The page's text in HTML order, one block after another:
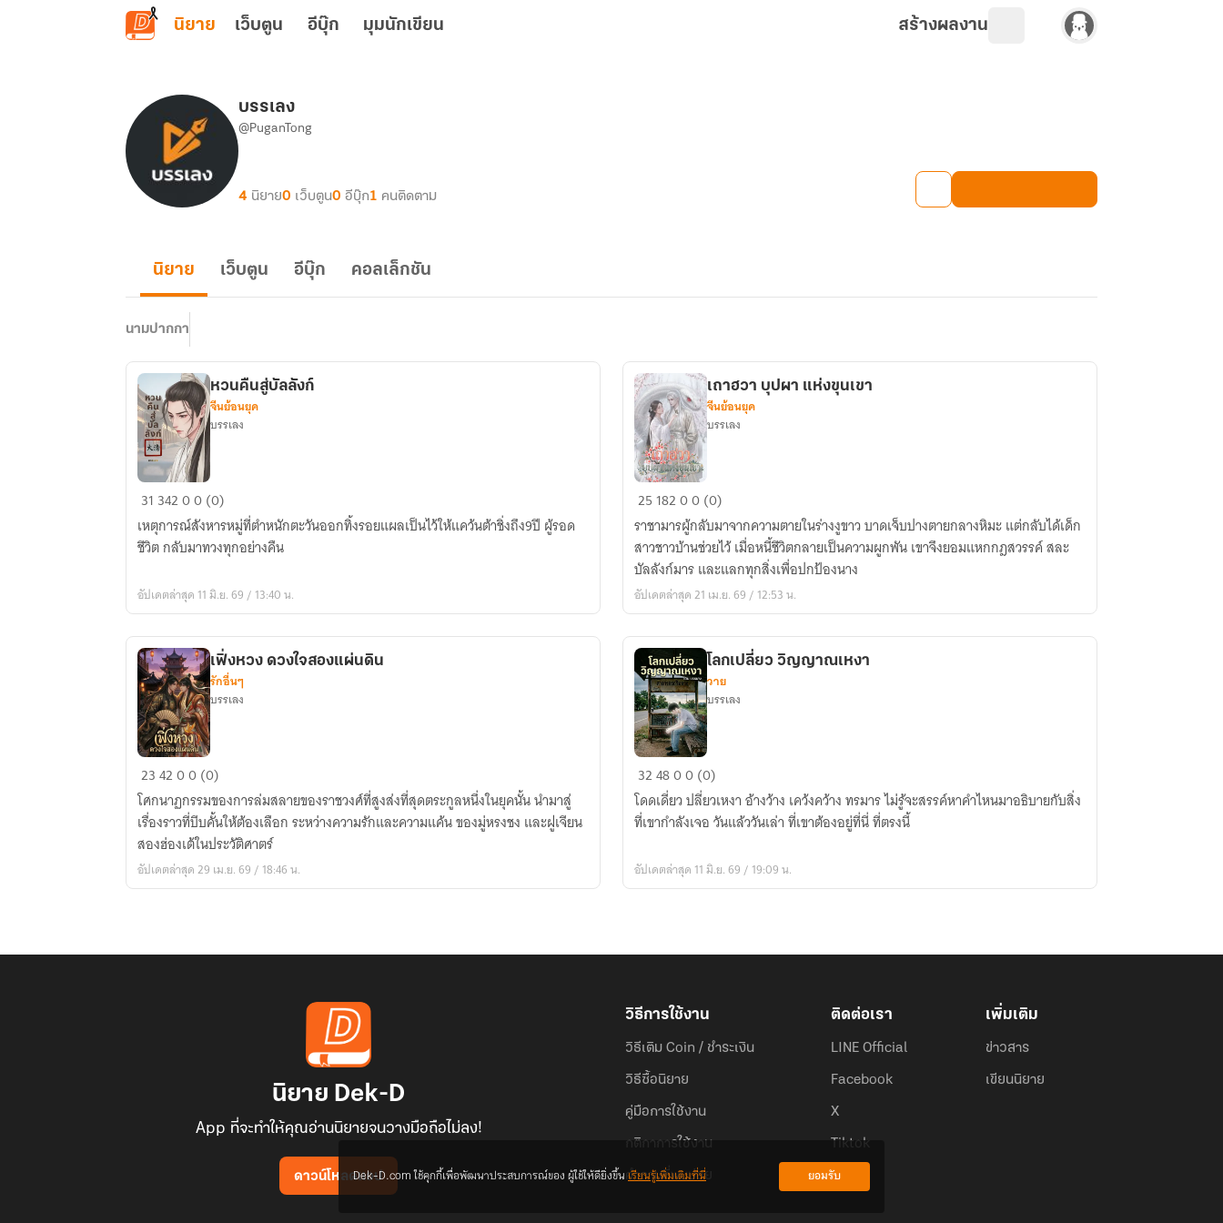
ข้ามไปยังเนื้อหาหลัก
นิยาย เว็บตูน อีบุ๊ก มุมนักเขียน สร้างผลงาน
บรรเลง
@PuganTong
4 นิยาย0 เว็บตูน0 อีบุ๊ก1 คนติดตาม
นิยาย เว็บตูน อีบุ๊ก คอลเล็กชัน
นามปากกา
หวน
สู่
บัลลังก์
หวนคืนสู่บัลลังก์
จีนย้อนยุค
บรรเลง
31 34200 (0)
เหตุการณ์สังหารหมู่ที่ตำหนักตะวันออกทิ้งรอยแผลเป็นไว้ให้แคว้นต้าชิ่งถึง9ปี ผู้รอด
ชีวิต กลับมาทวงทุกอย่างคืน
อัปเดตล่าสุด 11 มิ.ย. 69 / 13:40 น.
เถา
บุปผา
แห่ง
ขุนเขา
เถาฮวา บุปผา แห่งขุนเขา
จีนย้อนยุค
บรรเลง
25 18200 (0)
ราชามารผู้กลับมาจากความตายในร่างงูขาว บาดเจ็บปางตายกลางหิมะ แต่กลับได้เด็ก
สาวชาวบ้านช่วยไว้ เมื่อหนี้ชีวิตกลายเป็นความผูกพัน เขาจึงยอมแหกกฎสวรรค์ สละ
บัลลังก์มาร และแลกทุกสิ่งเพื่อปกป้องนาง
อัปเดตล่าสุด 21 เม.ย. 69 / 12:53 น.
เฟิ่ง
หวง
ดวงใจ
สอง
แผ่น
ดิน
เฟิ่งหวง ดวงใจสองแผ่นดิน
รักอื่นๆ
บรรเลง
234200 (0)
โศกนาฏกรรมของการล่มสลายของราชวงศ์ที่สูงส่งที่สุดตระกูลหนึ่งในยุคนั้น นำมาสู่
เรื่องราวที่บีบคั้นให้ต้องเลือก ระหว่างความรักและความแค้น ของมู่หรงชง และฝูเจียน
สองฮ่องเต้ในประวัติศาตร์
อัปเดตล่าสุด 29 เม.ย. 69 / 18:46 น.
โลก
เปลี่ยว
วิญญาณ
เหงา
โลกเปลี่ยว วิญญาณเหงา
วาย
บรรเลง
324800 (0)
โดดเดี่ยว ปลี่ยวเหงา อ้างว้าง เคว้งคว้าง ทรมาร ไม่รู้จะสรรค์หาคำไหนมาอธิบายกับสิ่ง
ที่เขากำลังเจอ วันแล้ววันเล่า ที่เขาต้องอยู่ที่นี่ ที่ตรงนี้
อัปเดตล่าสุด 11 มิ.ย. 69 / 19:09 น.
นิยาย Dek-D
App ที่จะทำให้คุณอ่านนิยายจนวางมือถือไม่ลง!
ดาวน์โหลดแอป
วิธีการใช้งาน
วิธีเติม Coin / ชำระเงิน
วิธีซื้อนิยาย
คู่มือการใช้งาน
กติกาการใช้งาน
คำถามที่พบบ่อย
ติดต่อเรา
LINE Official
Facebook
X
Tiktok
เพิ่มเติม
ข่าวสาร
เขียนนิยาย
Dek-D.com ใช้คุกกี้เพื่อพัฒนาประสบการณ์ของ ผู้ใช้ให้ดียิ่งขึ้นเรียนรู้เพิ่มเติมที่นี่ ยอมรับ